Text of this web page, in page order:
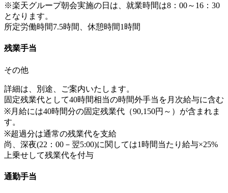
※楽天グループ朝会実施の日は、就業時間は8：00～16：30
となります。
所定労働時間7.5時間、休憩時間1時間
残業手当
その他
詳細は、別途、ご案内いたします。
固定残業代として40時間相当の時間外手当を月次給与に含む
※月給には40時間分の固定残業代（90,150円～）が含まれま
す。
※超過分は通常の残業代を支給
尚、深夜(22：00－翌5:00)に関しては1時間当たり給与×25%
上乗せして残業代を付与
通勤手当